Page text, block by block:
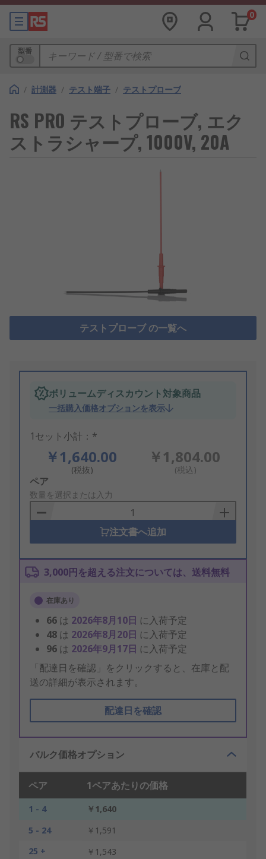
0
型番
/ 計測器 / テスト端子 / テストプローブ
RS PRO テストプローブ, エク
ストラシャープ, 1000V, 20A
テストプローブ の一覧へ
ボリュームディスカウント対象商品
一括購入価格オプションを表示
1セット小計：*
￥1,640.00
(税抜)
￥1,804.00
(税込)
Add
to
Basket
ペア
数量を選択または入力
注文書へ追加
3,000円を超える注文については、送料無料
在庫あり
66 は 2026年8月10日 に入荷予定
48 は 2026年8月20日 に入荷予定
96 は 2026年9月17日 に入荷予定
「配達日を確認」をクリックすると、在庫と配
送の詳細が表示されます。
配達日を確認
バルク価格オプション
ペア 1ペアあたりの価格
1 - 4
￥1,640
5 - 24
￥1,591
25 +
￥1,543